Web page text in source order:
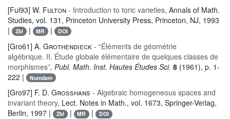
[Ful93] W. Fulton - Introduction to toric varieties, Annals of Math.
Studies, vol. 131 , Princeton University Press, Princeton, NJ, 1993
|
Zbl | MR | DOI
[Gro61] A. Grothendieck - “Éléments de géométrie
algébrique. II. Étude globale élémentaire de quelques classes de
morphismes”, Publ. Math. Inst. Hautes Études Sci. 8 (1961), p. 1-
222 |
Numdam
[Gro97] F. D. Grosshans - Algebraic homogeneous spaces and
invariant theory, Lect. Notes in Math., vol. 1673, Springer-Verlag,
Berlin, 1997 |
Zbl | MR | DOI